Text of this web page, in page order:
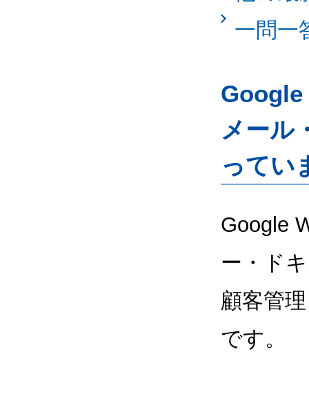
一問一
Google
メール
ってい
Google
ー・ド
顧客管
です。